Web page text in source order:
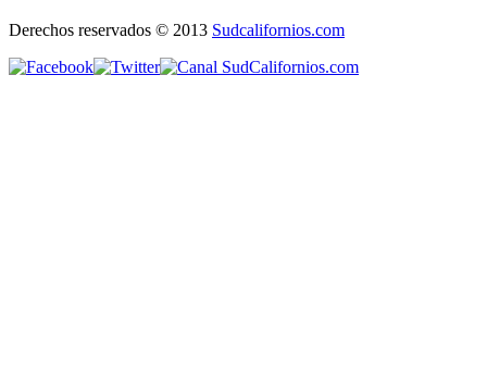
Derechos reservados © 2013 Sudcalifornios.com